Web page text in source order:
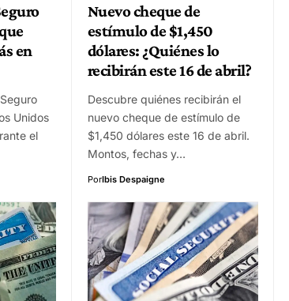
en
Unidos
el
Nuevo cheque de
estímulo de $1,450
dólares: ¿Quiénes lo
recibirán este 16 de abril?
Descubre quiénes recibirán el
nuevo cheque de estímulo de
$1,450 dólares este 16 de abril.
Montos, fechas y…
PorIbis Despaigne